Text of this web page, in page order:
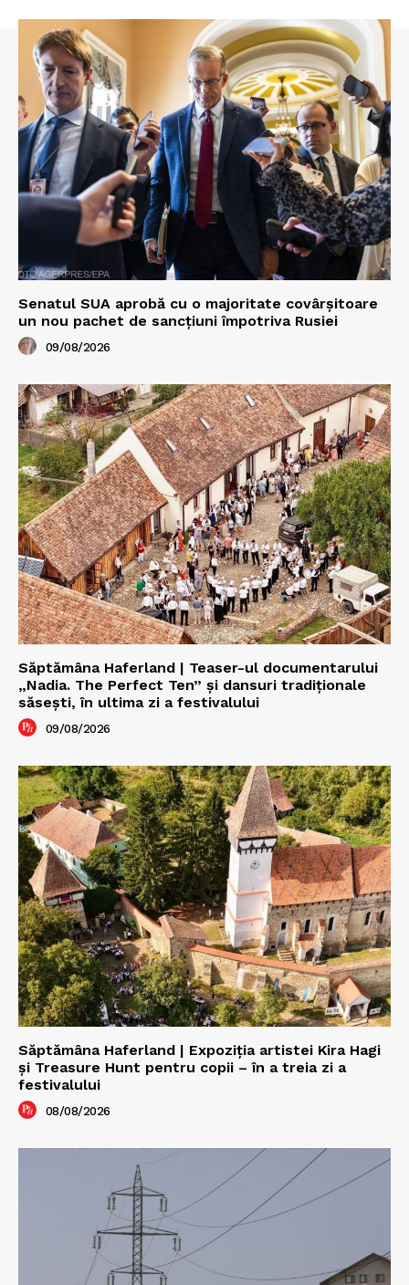
Senatul SUA aprobă cu o majoritate covârșitoare
un nou pachet de sancțiuni împotriva Rusiei
09/08/2026
Săptămâna Haferland | Teaser-ul documentarului
„Nadia. The Perfect Ten” şi dansuri tradiţionale
săseşti, în ultima zi a festivalului
09/08/2026
Săptămâna Haferland | Expoziţia artistei Kira Hagi
şi Treasure Hunt pentru copii – în a treia zi a
festivalului
08/08/2026